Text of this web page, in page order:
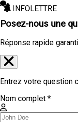
INFOLETTRE
Posez-nous une
Réponse rapide
Entrez votre question
Nom complet *